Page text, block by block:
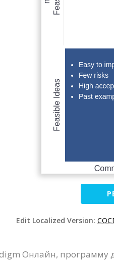
Edit Localized Version:
Онлайн, программу